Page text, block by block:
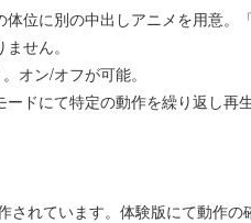
体位に別の中出しアニメを用意
せん。
オン/オフが可能。
ードにて特定の動作を繰り返し再
されています。体験版にて動作